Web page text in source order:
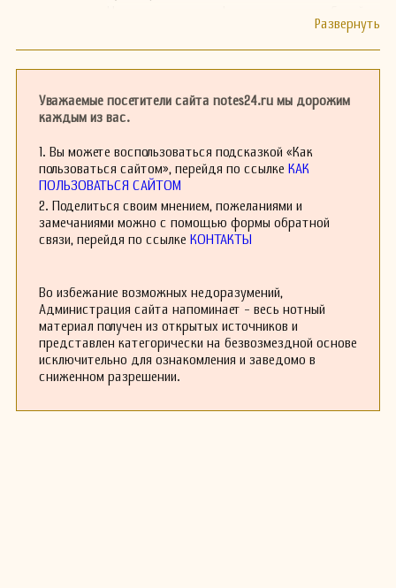
, он предоставляет
искусство. Это подчеркивает ту важную роль,
которую музыка играет в хореографическом
Бредиф имеет непосредственное влияние на
молодых музыкантов и танцовщиков, а его
произведения используется как в
кругов. На данный момент у него есть 20
записанных композиций и более 65 нотных
материалов, доступных для скачивания, что
Творчество Бредиф вдохновляет многих
исполнителей, и его работы продолжают
исследоваться и исполняться по всему миру.
Ожидается, что в будущем он продолжит
вносить свой вклад в развитие музыки и
танца.
Уважаемые посетители сайта notes24.ru мы дорожим
каждым из вас.
1. Вы можете воспользоваться подсказкой «Как
пользоваться сайтом», перейдя по ссылке КАК
ПОЛЬЗОВАТЬСЯ САЙТОМ
2. Поделиться своим мнением, пожеланиями и
замечаниями можно с помощью формы обратной
связи, перейдя по ссылке КОНТАКТЫ
Во избежание возможных недоразумений,
Администрация сайта напоминает - весь нотный
материал получен из открытых источников и
представлен категорически на безвозмездной основе
исключительно для ознакомления и заведомо в
сниженном разрешении.